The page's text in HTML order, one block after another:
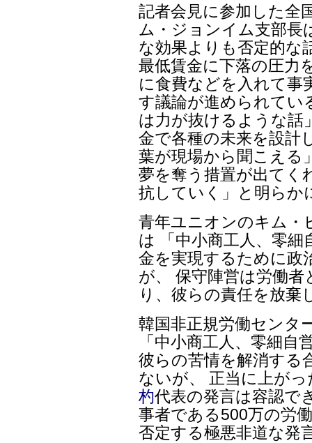
記者会見に参加した全
ム・ジョンイム支部長
な効果よりも否定的な
最低賃金に下落の圧力
に食費などを入れて事
す議論が進められてい
は力が抜けるような話
金で各種の未来を設計
葉が現場から聞こえる
夢を奪う措置が出てく
抗していく」と明らか
青年ユニオンのキム・
は 「中小商工人、零
金を実現するために政
が、 保守陣営は労働
り、彼らの責任を放棄
韓国非正規労働センタ
「中小商工人、零細
彼らの苦情を解消する
ないが、 正当に上が
杓代表の発言は容認で
事者である500万の労
否定する極悪非道な発